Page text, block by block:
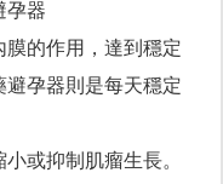
孕器
膜的作用，達到穩定
孕器則是每天穩定
或抑制肌瘤生長。